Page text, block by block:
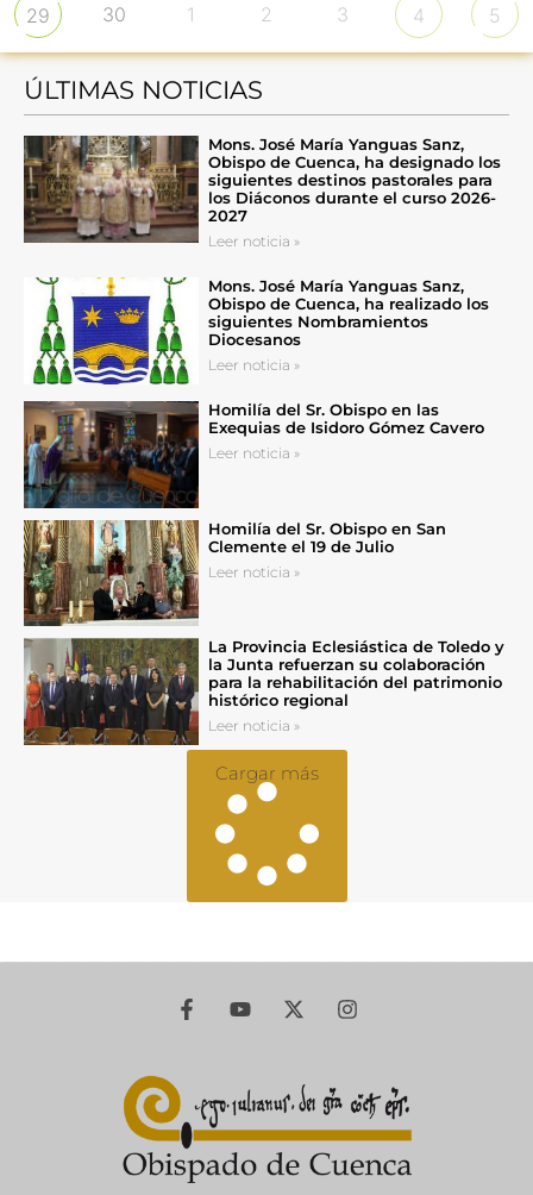
29 30 1 2 3 4 5
ÚLTIMAS NOTICIAS
Mons. José María Yanguas Sanz,
Obispo de Cuenca, ha designado los
siguientes destinos pastorales para
los Diáconos durante el curso 2026-
2027
Leer noticia »
Mons. José María Yanguas Sanz,
Obispo de Cuenca, ha realizado los
siguientes Nombramientos
Diocesanos
Leer noticia »
Homilía del Sr. Obispo en las
Exequias de Isidoro Gómez Cavero
Leer noticia »
Homilía del Sr. Obispo en San
Clemente el 19 de Julio
Leer noticia »
La Provincia Eclesiástica de Toledo y
la Junta refuerzan su colaboración
para la rehabilitación del patrimonio
histórico regional
Leer noticia »
Cargar más